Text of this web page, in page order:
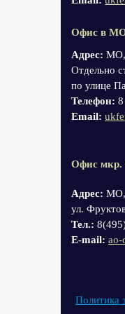
Офис в
Адрес: МО,
Отдельно
по улице
Телефон:
Email:
Офис мкр.
Адрес: МО,
ул.
Тел.:
Е-mail: ao-
Политика